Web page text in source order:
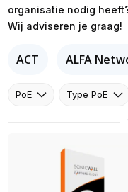
organisatie nodig
Wij adviseren je graag!
ACT ALFA
PoE Type PoE